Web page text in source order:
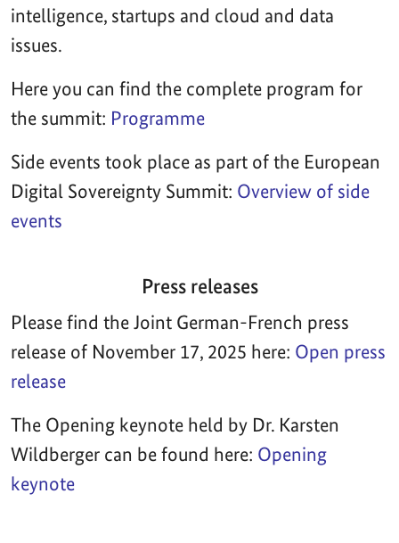
intelligence, startups and cloud and data
issues.
Here you can find the complete program for
the summit: Programme
Side events took place as part of the European
Digital Sovereignty Summit: Overview of side
events
Press releases
Please find the Joint German-French press
release of November 17, 2025 here: Open press
release
The Opening keynote held by Dr. Karsten
Wildberger can be found here: Opening
keynote